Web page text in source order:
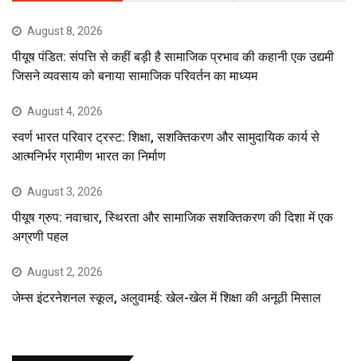
August 8, 2026
पीयूष पंडित: संपत्ति से कहीं बड़ी है सामाजिक प्रभाव की कहानी एक उद्यमी
जिसने व्यवसाय को बनाया सामाजिक परिवर्तन का माध्यम
August 4, 2026
स्वर्ण भारत परिवार ट्रस्ट: शिक्षा, सशक्तिकरण और सामुदायिक कार्य से
आत्मनिर्भर ग्रामीण भारत का निर्माण
August 3, 2026
पीयूष ग्रुप: नवाचार, स्थिरता और सामाजिक सशक्तिकरण की दिशा में एक
अग्रणी पहल
August 2, 2026
जेम्स इंटरनेशनल स्कूल, अलुवामई: खेल-खेल में शिक्षा की अनूठी मिसाल